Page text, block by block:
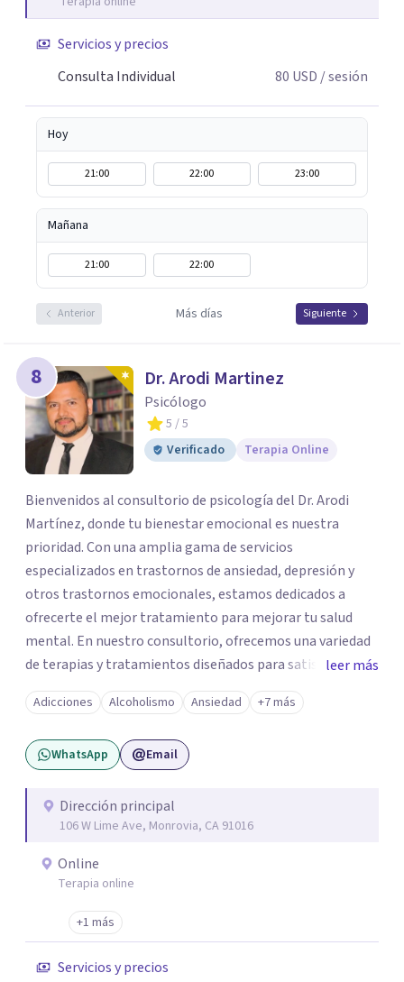
Servicios y precios
Consulta Individual
80 USD / sesión
Hoy
21:00 22:00 23:00
Mañana
21:00 22:00
Anterior Más días Siguiente
8 Dr. Arodi Martinez
Psicólogo
5 / 5
Verificado
Terapia Online
Bienvenidos al consultorio de psicología del Dr. Arodi
Martínez, donde tu bienestar emocional es nuestra
prioridad. Con una amplia gama de servicios
especializados en trastornos de ansiedad, depresión y
otros trastornos emocionales, estamos dedicados a
ofrecerte el mejor tratamiento para mejorar tu salud
mental. En nuestro consultorio, ofrecemos una variedad
de terapias y tratamientos diseñados para satisfacer tus
necesidades específicas: Terapia para Trastornos de
Ansiedad y Depresión: Somos expertos en el tratamiento
de la ansiedad y la depresión, utilizando enfoques
basados en evidencia para ayudarte a recuperar tu
Familiar: Trabajamos contigo y tus seres queridos para
fortalecer las relaciones y mejorar la dinámica familiar.
Terapia cognitivo-conductual Terapia de apoyo Terapia
exposición Terapia de juego para niños Tratamiento de
Traumas y Trastornos de Estrés Postraumático:
Ofrecemos apoyo psicológico para ayudarte a superar
leer más
Adicciones Alcoholismo Ansiedad +7 más
WhatsApp Email
Dirección principal
106 W Lime Ave, Monrovia, CA 91016
Online
Terapia online
+1 más
Servicios y precios